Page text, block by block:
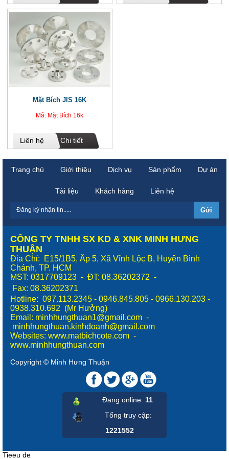
Mặt Bích JIS 16K
Mã: Mặt Bích 16k
Liên hệ Chi tiết
Trang chủ Giới thiệu Dịch vụ Sản phẩm Dự án
Tài liệu Khách hàng Liên hệ
CÔNG TY TNHH SX KD & XNK MINH HƯNG
THUẬN
Địa Chỉ: E15/1B5, Ấp 5, Xã Vĩnh Lộc B, Huyện Bình
Chánh, TP. HCM
MST: 0317709123 - ĐT: 08.36202372 -
Fax: 08.36202371
Hotline: 097.113.2345 - 0946.845.805 - 0966.130.203 -
0938.310.692 (Mr Hưởng)
Email: minhhungthuan1@gmail.com -
minhhungthuan.kinhdoanh@gmail.com
Websites: www.matbichcote.com -
www.minhhungthuan.com
Copyright © Minh Hưng Thuận
Đang online: 11
Tổng truy cập:
1221552
Tieeu de